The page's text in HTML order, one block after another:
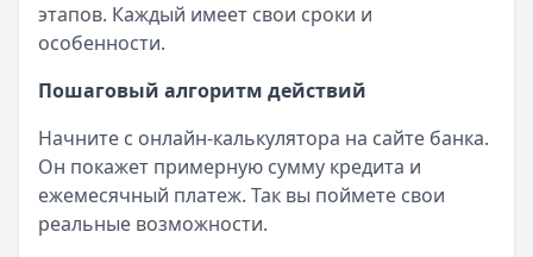
этапов. Каждый имеет свои сроки и
особенности.
Пошаговый алгоритм действий
Начните с онлайн-калькулятора на сайте банка.
Он покажет примерную сумму кредита и
ежемесячный платеж. Так вы поймете свои
реальные возможности.